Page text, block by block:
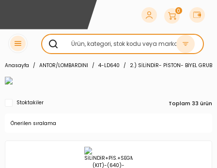
0
Anasayfa ANTOR/LOMBARDINI 4-LD640 2.) SİLİNDİR- PİSTON- BİYEL GRUBU
Stoktakiler Toplam 33 ürün